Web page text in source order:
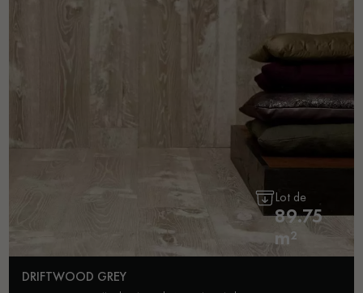
Lot de
89.75
m²
DRIFTWOOD GREY